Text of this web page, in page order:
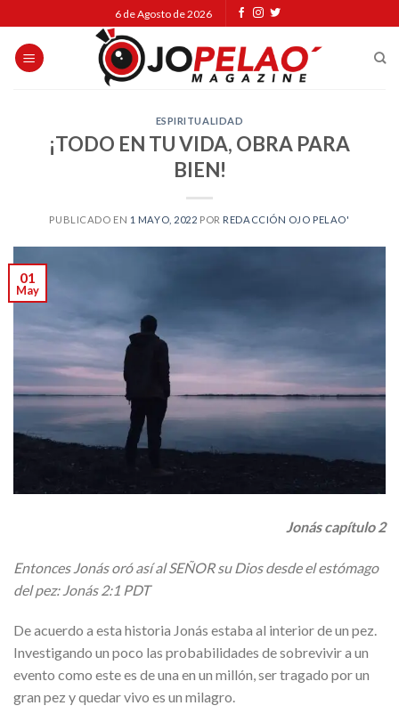
to
content
6 de Agosto de 2026
ESPIRITUALIDAD
¡TODO EN TU VIDA, OBRA PARA
BIEN!
PUBLICADO EN 1 MAYO, 2022 POR REDACCIÓN OJO PELAO'
01
May
Jonás capítulo 2
Entonces Jonás oró así al SEÑOR su Dios desde el estómago
del pez: Jonás 2:1 PDT
De acuerdo a esta historia Jonás estaba al interior de un pez.
Investigando un poco las probabilidades de sobrevivir a un
evento como este es de una en un millón, ser tragado por un
gran pez y quedar vivo es un milagro.